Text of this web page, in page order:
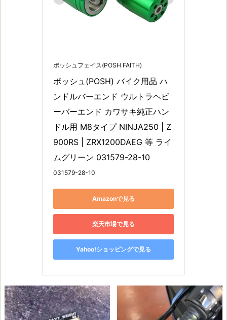
ポッシュフェイス(POSH FAITH)
ポッシュ(POSH) バイク用品 ハ
ンドルバーエンド ウルトラヘビ
ーバーエンド カワサキ純正ハン
ドル用 M8タイプ NINJA250 | Z
900RS | ZRX1200DAEG 等 ライ
ムグリーン 031579-28-10
031579-28-10
Amazonで見る
楽天市場で見る
Yahoo!ショッピングで見る